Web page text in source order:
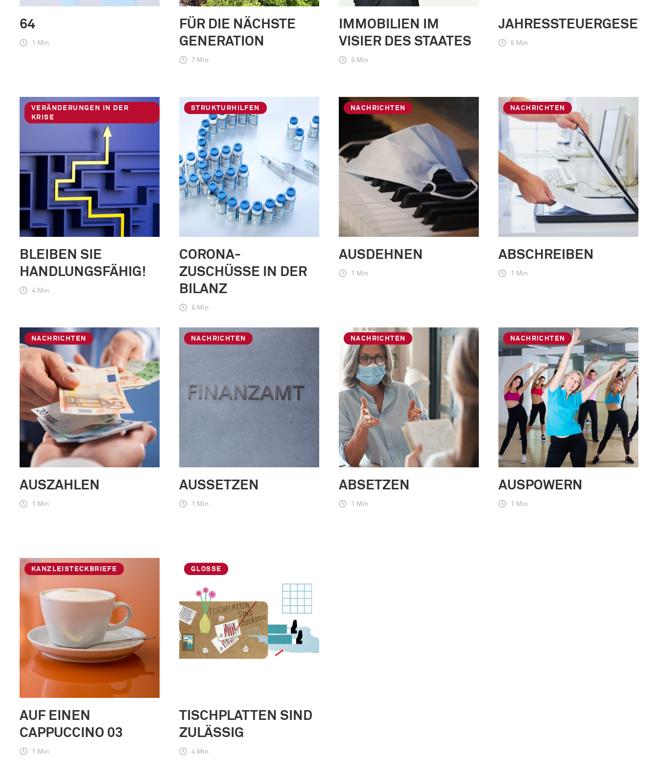
64
1 Min
FÜR DIE NÄCHSTE
GENERATION
7 Min
IMMOBILIEN IM
VISIER DES STAATES
5 Min
JAHRESSTEUERGESETZ
5 Min
VERÄNDERUNGEN IN DER
KRISE
BLEIBEN SIE
HANDLUNGSFÄHIG!
4 Min
STRUKTURHILFEN
CORONA-
ZUSCHÜSSE IN DER
BILANZ
5 Min
NACHRICHTEN
AUSDEHNEN
1 Min
NACHRICHTEN
ABSCHREIBEN
1 Min
NACHRICHTEN
AUSZAHLEN
1 Min
NACHRICHTEN
AUSSETZEN
1 Min
NACHRICHTEN
ABSETZEN
1 Min
NACHRICHTEN
AUSPOWERN
1 Min
KANZLEISTECKBRIEFE
AUF EINEN
CAPPUCCINO 03
1 Min
GLOSSE
TISCHPLATTEN SIND
ZULÄSSIG
4 Min